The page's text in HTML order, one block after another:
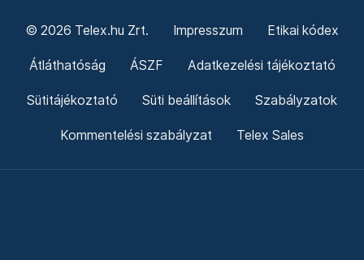
© 2026 Telex.hu Zrt. Impresszum Etikai kódex
Átláthatóság ÁSZF Adatkezelési tájékoztató
Sütitájékoztató Süti beállítások Szabályzatok
Kommentelési szabályzat Telex Sales